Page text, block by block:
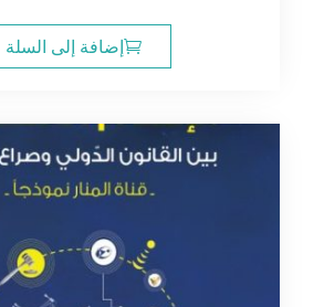
إضافة إلى السلة